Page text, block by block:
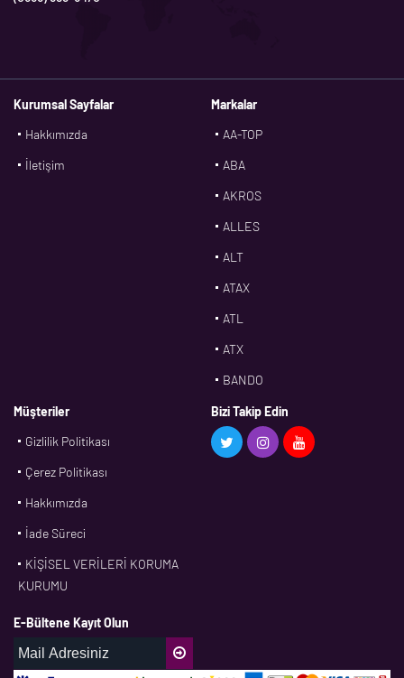
Kurumsal Sayfalar
Hakkımızda
İletişim
Markalar
AA-TOP
ABA
AKROS
ALLES
ALT
ATAX
ATL
ATX
BANDO
BMS
CDF
Müşteriler
Gizlilik Politikası
Çerez Politikası
Hakkımızda
İade Süreci
KİŞİSEL VERİLERİ KORUMA
KURUMU
Bizi Takip Edin
E-Bültene Kayıt Olun